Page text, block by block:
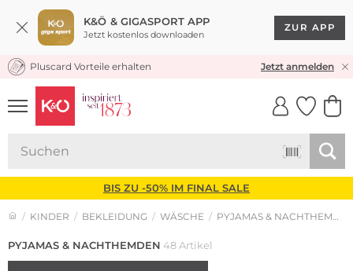
K&Ö & GIGASPORT APP
Jetzt kostenlos downloaden
ZUR APP
KOSTENLOSER VERSAND* & RÜCKVERSAND
Pluscard Vorteile erhalten Jetzt anmelden
UNSERE APP
CLICK &
BIS ZU -50% IM FINAL SALE
KINDER BEKLEIDUNG WÄSCHE PYJAMAS & NACHTHEMDEN
PYJAMAS & NACHTHEMDEN 48 Artikel